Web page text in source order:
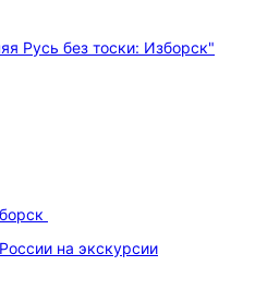
на экскурсии